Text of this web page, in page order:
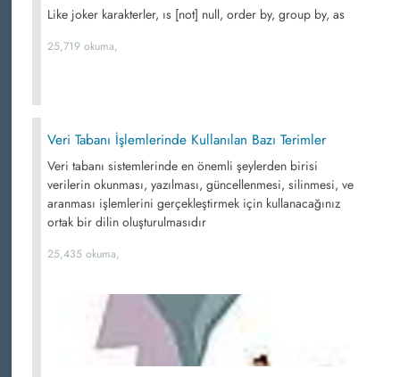
Like joker karakterler, ıs [not] null, order by, group by, as
25,719 okuma,
Veri Tabanı İşlemlerinde Kullanılan Bazı Terimler
Veri tabanı sistemlerinde en önemli şeylerden birisi
verilerin okunması, yazılması, güncellenmesi, silinmesi, ve
aranması işlemlerini gerçekleştirmek için kullanacağınız
ortak bir dilin oluşturulmasıdır
25,435 okuma,